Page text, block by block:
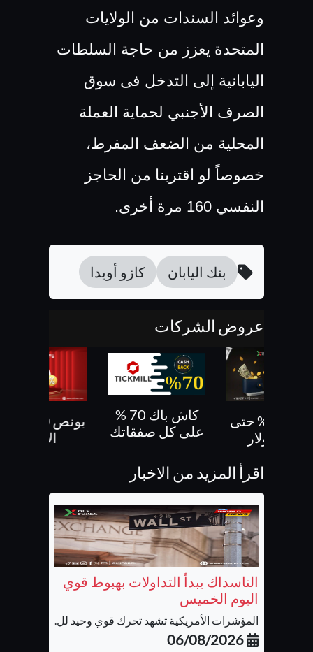
وعوائد السندات من الولايات
المتحدة يعزز من حاجة السلطات
اليابانية إلى التدخل فى سوق
الصرف الأجنبي لحماية العملة
المحلية من الضعف المفرط،
خصوصاً لو اقتربنا من الحاجز
النفسي 160 مرة أخرى.
بنك اليابان كازو أويدا
عروض الشركات
بونص 30% حتى
كاش باك 70 %
على كل صفقاتك
الايداع
اقرأ المزيد من الاخبار
الناسداك يبدأ التداولات بهبوط قوي
اليوم الخميس
المؤشرات الأمريكية تشهد تحرك قوي وحيد لل...
06/08/2026